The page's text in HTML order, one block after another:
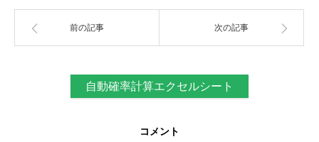
前の記事 次の記事
自動確率計算エクセルシート
コメント